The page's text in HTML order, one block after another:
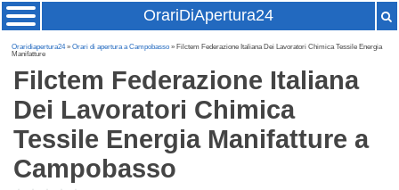
OrariDiApertura24
Oraridiapertura24»Orari di apertura a Campobasso » Filctem Federazione Italiana Dei Lavoratori Chimica Tessile Energia
Manifatture
Filctem Federazione Italiana
Dei Lavoratori Chimica
Tessile Energia Manifatture a
Campobasso